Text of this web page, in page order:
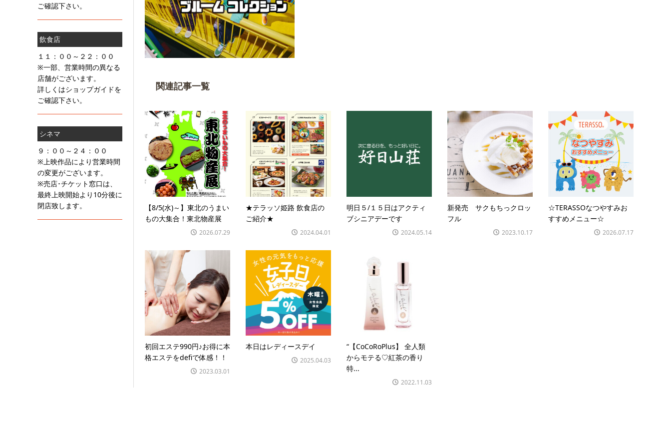
関連記事一覧
【8/5(水)～】東北のうまい
もの大集合！東北物産展
2026.07.29
★テラッソ姫路 飲食店の
ご紹介★
2024.04.01
明日５/１５日はアクティ
ブシニアデーです
2024.05.14
新発売 サクもちっクロッ
フル
2023.10.17
☆TERASSOなつやすみお
すすめメニュー☆
2026.07.17
初回エステ990円♪お得に本
格エステをdefiで体感！！
2023.03.01
本日はレディースデイ
2025.04.03
“【CoCoRoPlus】 全人類
からモテる♡紅茶の香り
特...
2022.11.03
ご確認下さい。
飲食店
１１：００～２２：００
※一部、営業時間の異なる
店舗がございます。
詳しくはショップガイドを
ご確認下さい。
シネマ
９：００～２４：００
※上映作品により営業時間
の変更がございます。
※売店･チケット窓口は、
最終上映開始より10分後に
閉店致します。